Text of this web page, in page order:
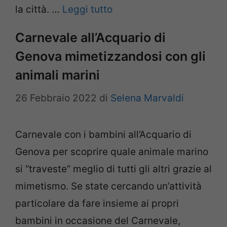
la città. … Leggi tutto
Carnevale all’Acquario di
Genova mimetizzandosi con gli
animali marini
26 Febbraio 2022 di Selena Marvaldi
Carnevale con i bambini all’Acquario di
Genova per scoprire quale animale marino
si “traveste” meglio di tutti gli altri grazie al
mimetismo. Se state cercando un’attività
particolare da fare insieme ai propri
bambini in occasione del Carnevale,